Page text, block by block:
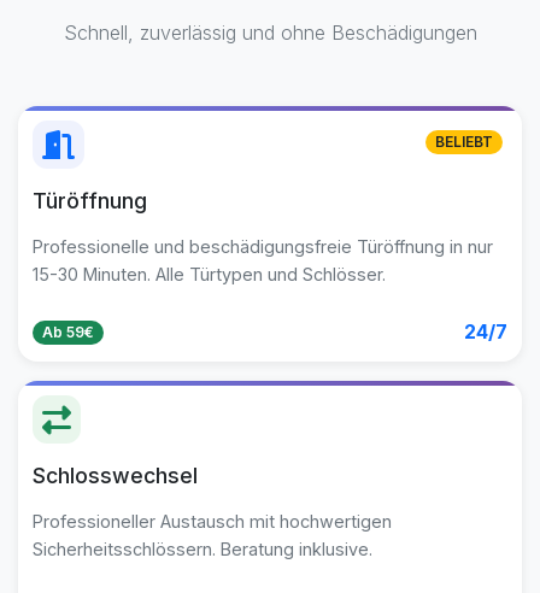
Schnell, zuverlässig und ohne Beschädigungen
Türöffnung
Professionelle und beschädigungsfreie Türöffnung in nur
15-30 Minuten. Alle Türtypen und Schlösser.
Ab 59€ 24/7
BELIEBT
Schlosswechsel
Professioneller Austausch mit hochwertigen
Sicherheitsschlössern. Beratung inklusive.